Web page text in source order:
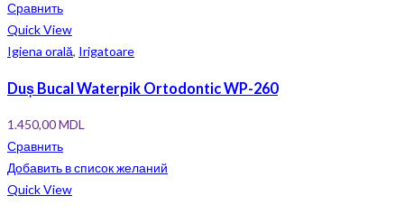
Сравнить
Quick View
Igiena orală, Irigatoare
Duș Bucal Waterpik Ortodontic WP-260
1.450,00MDL
Сравнить
Добавить в список желаний
Quick View